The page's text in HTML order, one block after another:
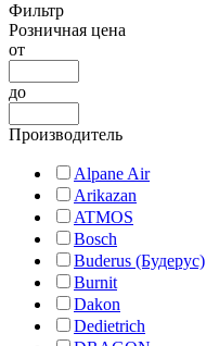
Фильтр
Розничная цена
от
до
Производитель
Alpane Air
Arikazan
ATMOS
Bosch
Buderus (Будерус)
Burnit
Dakon
Dedietrich